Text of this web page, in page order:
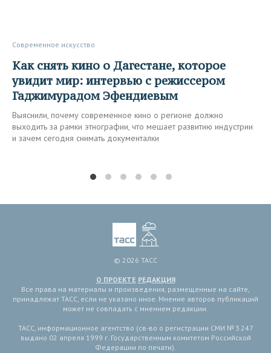
Современное искусство
Как снять кино о Дагестане, которое
увидит мир: интервью с режиссером
Гаджимурадом Эфендиевым
Выяснили, почему современное кино о регионе должно
выходить за рамки этнографии, что мешает развитию индустрии
и зачем сегодня снимать документалки
© 2026 ТАСС
О ПРОЕКТЕ РЕДАКЦИЯ
Все права на материалы и произведения, размещенные на сайте,
принадлежат ТАСС, если не указано иное. Мнение авторов публикаций
может не совпадать с мнением редакции.
ТАСС, информационное агентство (св-во о регистрации СМИ № 3 247
выдано 02 апреля 1999 г. Государственным комитетом Российской
Федерации по печати).